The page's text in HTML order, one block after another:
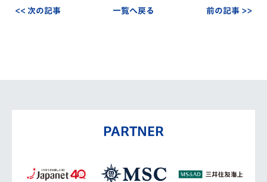
<< 次の記事 一覧へ戻る 前の記事 >>
PARTNER